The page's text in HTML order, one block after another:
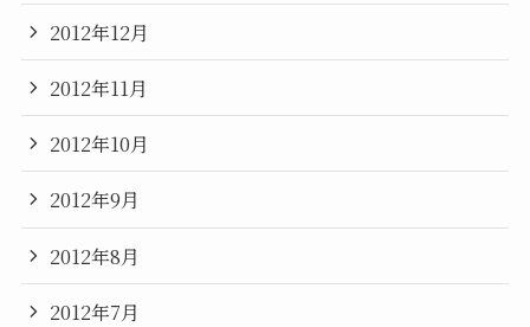
2012年12月
2012年11月
2012年10月
2012年9月
2012年8月
2012年7月